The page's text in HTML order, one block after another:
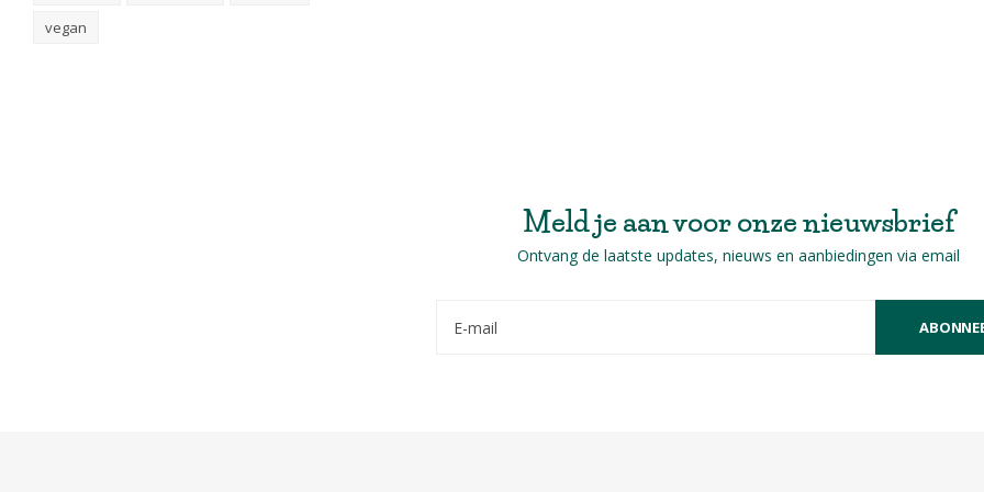
vegan
Meld je aan voor onze nieuwsbrief
Ontvang de laatste updates, nieuws en aanbiedingen via email